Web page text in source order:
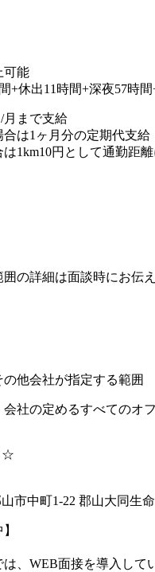
可能
+休出11時間+深夜57時
月まで支給
は1ヶ月分の定期代支給
1km10円として通勤距
の詳細は面談時にお伝え
他会社が指定する範囲
社の定めるすべてのオ
☆
市中町1-22 郡山大同生
、WEB面接を導入して